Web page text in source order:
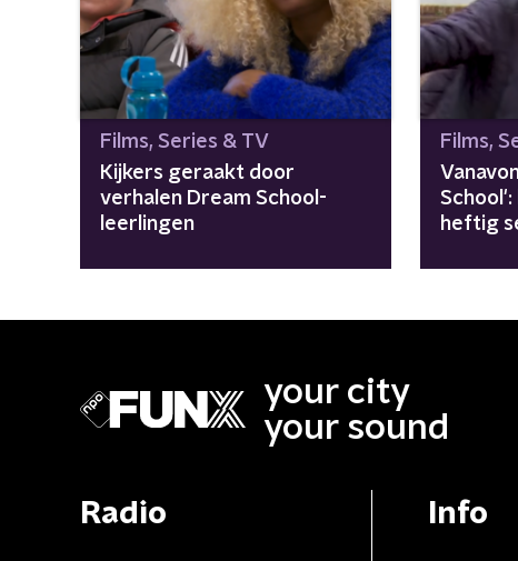
Films, Series & TV
Kijkers geraakt door
verhalen Dream School-
leerlingen
Films,
heftig
your city
your sound
Radio Info